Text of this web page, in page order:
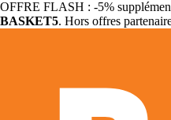
OFFRE FLASH : -5%
BASKET5. Hors offres